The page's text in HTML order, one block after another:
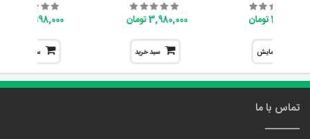
398,000 تومان
نمایش
3,980,000 تومان
سبد خرید
998,000 تومان
سبد خرید
تماس با ما